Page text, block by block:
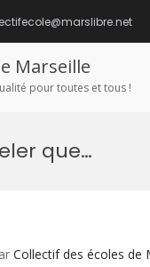
Marseille
pour toutes et tous !
que…
Collectif des écoles de